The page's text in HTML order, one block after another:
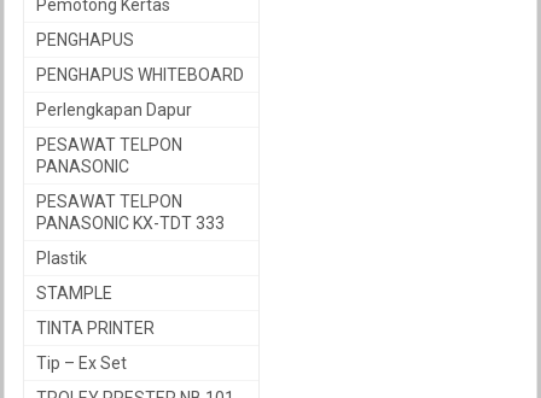
Pemotong Kertas
PENGHAPUS
PENGHAPUS WHITEBOARD
Perlengkapan Dapur
PESAWAT TELPON
PANASONIC
PESAWAT TELPON
PANASONIC KX-TDT 333
Plastik
STAMPLE
TINTA PRINTER
Tip – Ex Set